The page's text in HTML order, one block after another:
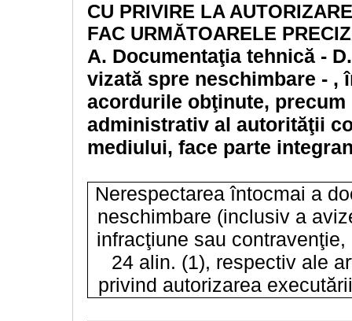
CU PRIVIRE LA
FAC URMĂTOARELE
A. Documentaţia tehnică -
vizată spre neschimbare - ,
acordurile obţinute,
administrativ al autorităţii
mediului, face parte
Nerespectarea întocmai a
neschimbare (inclusiv a
infracţiune sau
24 alin. (1), respectiv ale
privind autorizarea